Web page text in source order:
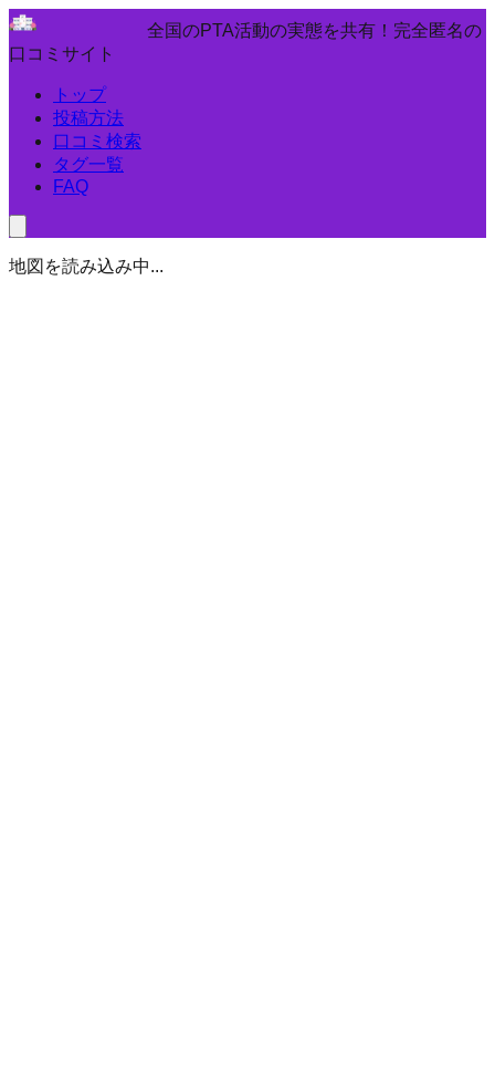
全国のPTA活動の実態を共有！完全匿名の
口コミサイト
トップ
投稿方法
口コミ検索
タグ一覧
FAQ
地図を読み込み中...